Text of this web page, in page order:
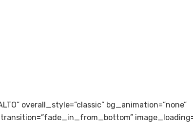
overall_style=”classic” bg_animation=”none”